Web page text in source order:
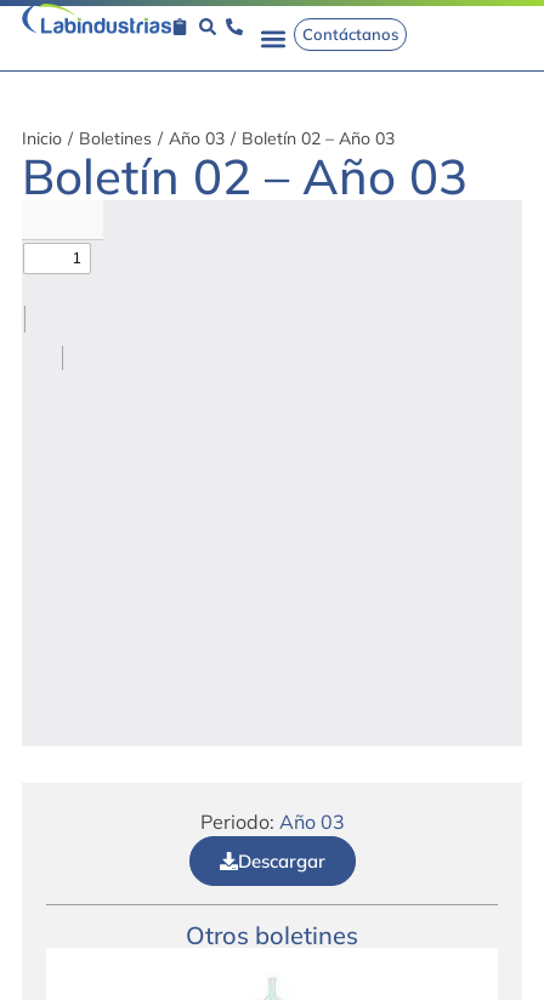
Contáctanos
Inicio / Boletines / Año 03 / Boletín 02 – Año 03
Boletín 02 – Año 03
Periodo: Año 03
Descargar
Otros boletines